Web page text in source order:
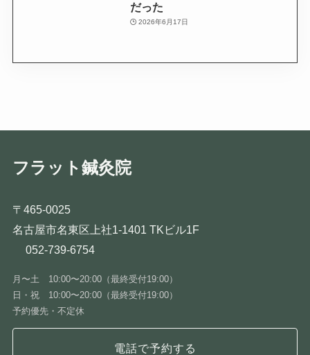
だった
2026年6月17日
フラット鍼灸院
〒465-0025
名古屋市名東区上社1-1401 TKビル1F
052-739-6754
月〜土 10:00〜20:00（最終受付19:00）
日・祝 10:00〜20:00（最終受付19:00）
予約優先・不定休
電話で予約する